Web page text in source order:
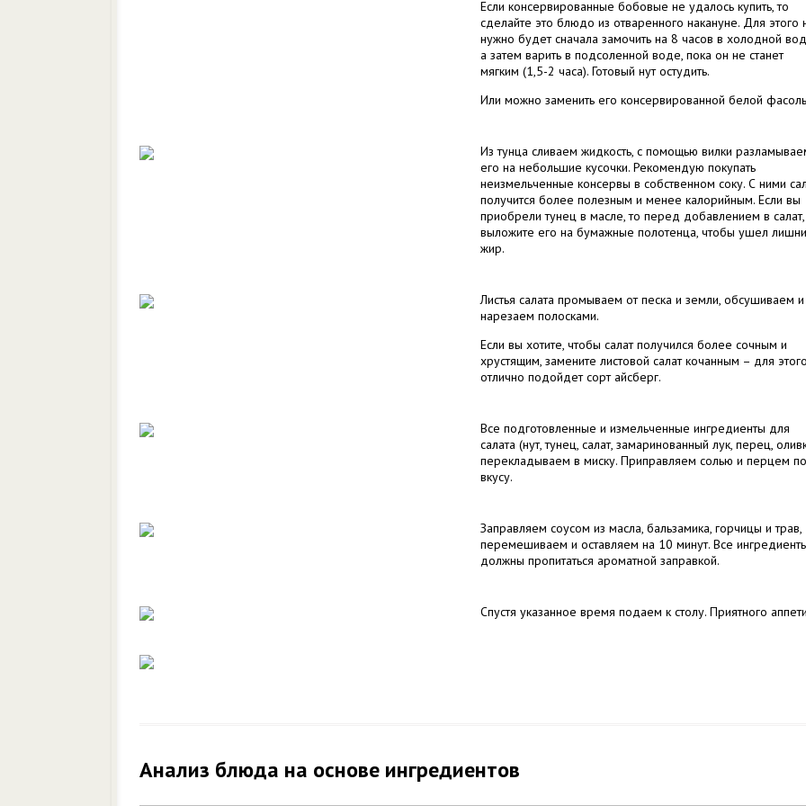
Если консервированные бобовые не удалось купить, то
сделайте это блюдо из отваренного накануне. Для этого
нужно будет сначала замочить на 8 часов в холодной
а затем варить в подсоленной воде, пока он не станет
мягким (1,5-2 часа). Готовый нут остудить.
Или можно заменить его консервированной белой
Из тунца сливаем жидкость, с помощью вилки
его на небольшие кусочки. Рекомендую покупать
неизмельченные консервы в собственном соку. С ними
получится более полезным и менее калорийным. Если вы
приобрели тунец в масле, то перед добавлением в салат,
выложите его на бумажные полотенца, чтобы ушел
жир.
Листья салата промываем от песка и земли, обсушиваем и
нарезаем полосками.
Если вы хотите, чтобы салат получился более сочным и
хрустящим, замените листовой салат кочанным – для этого
отлично подойдет сорт айсберг.
Все подготовленные и измельченные ингредиенты для
салата (нут, тунец, салат, замаринованный лук, перец,
перекладываем в миску. Приправляем солью и перцем по
вкусу.
Заправляем соусом из масла, бальзамика, горчицы и трав,
перемешиваем и оставляем на 10 минут. Все
должны пропитаться ароматной заправкой.
Спустя указанное время подаем к столу. Приятного
Анализ блюда на основе ингредиентов